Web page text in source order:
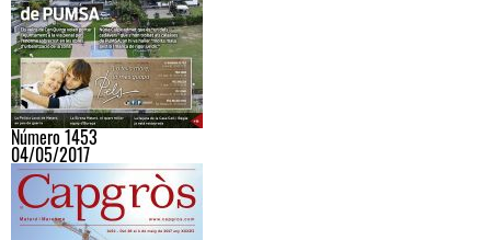
Número 1453
04/05/2017